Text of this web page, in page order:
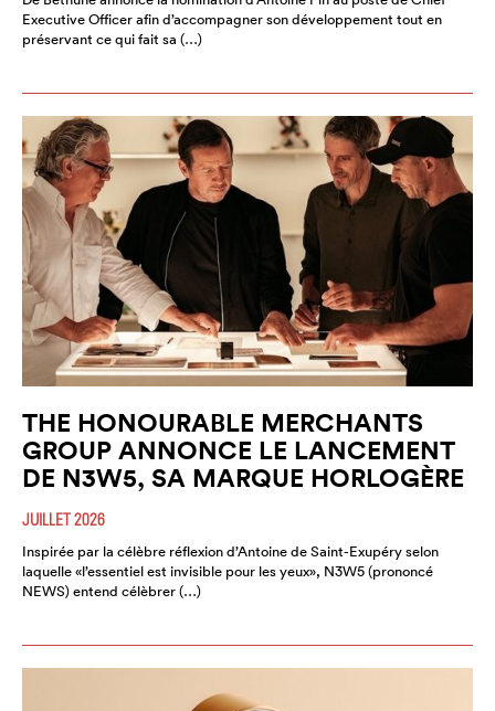
Executive Officer afin d’accompagner son développement tout en
préservant ce qui fait sa (…)
THE HONOURABLE MERCHANTS
GROUP ANNONCE LE LANCEMENT
DE N3W5, SA MARQUE HORLOGÈRE
JUILLET 2026
Inspirée par la célèbre réflexion d’Antoine de Saint-Exupéry selon
laquelle «l’essentiel est invisible pour les yeux», N3W5 (prononcé
NEWS) entend célèbrer (…)